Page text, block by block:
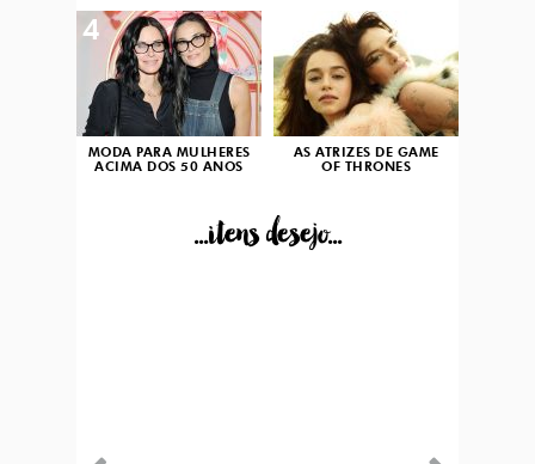
MODA PARA MULHERES
ACIMA DOS 50 ANOS
4
AS ATRIZES DE GAME
OF THRONES
...itens desejo...